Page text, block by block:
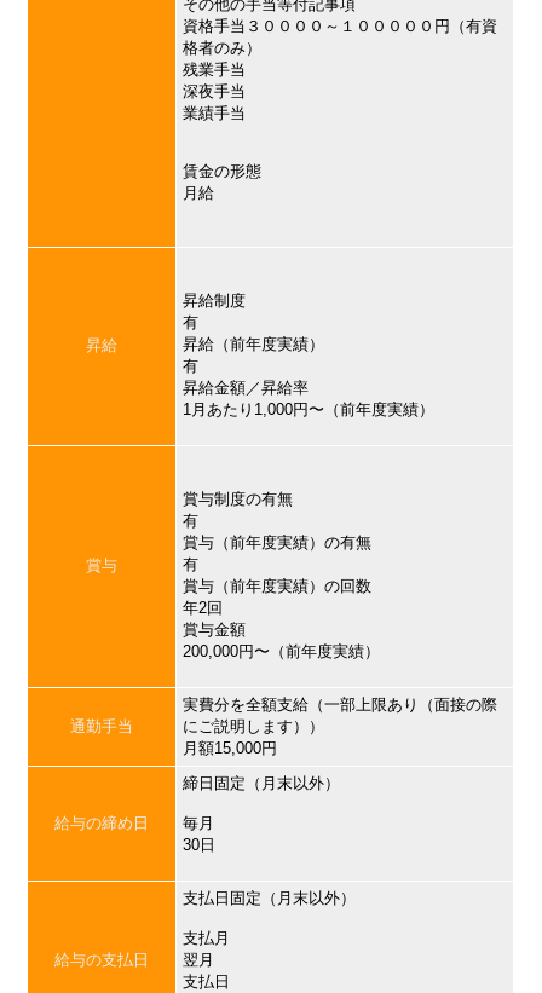
その他の手当等付記事項
資格手当３００００～１０００００円（有資
格者のみ）
残業手当
深夜手当
業績手当
賃金の形態
月給
昇給
昇給制度
有
昇給（前年度実績）
有
昇給金額／昇給率
1月あたり1,000円〜（前年度実績）
賞与
賞与制度の有無
有
賞与（前年度実績）の有無
有
賞与（前年度実績）の回数
年2回
賞与金額
200,000円〜（前年度実績）
通勤手当
実費分を全額支給（一部上限あり（面接の際
にご説明します））
月額15,000円
給与の締め日
締日固定（月末以外）
毎月
30日
給与の支払日
支払日固定（月末以外）
支払月
翌月
支払日